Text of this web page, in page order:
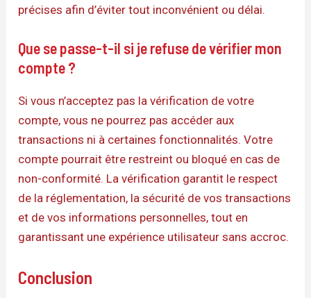
précises afin d’éviter tout inconvénient ou délai.
Que se passe-t-il si je refuse de vérifier mon
compte ?
Si vous n’acceptez pas la vérification de votre
compte, vous ne pourrez pas accéder aux
transactions ni à certaines fonctionnalités. Votre
compte pourrait être restreint ou bloqué en cas de
non-conformité. La vérification garantit le respect
de la réglementation, la sécurité de vos transactions
et de vos informations personnelles, tout en
garantissant une expérience utilisateur sans accroc.
Conclusion